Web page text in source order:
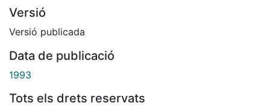
Versió
Versió publicada
Data de publicació
1993
Tots els drets reservats